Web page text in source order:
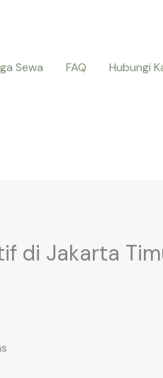
Sewa FAQ Hubungi
di Jakarta